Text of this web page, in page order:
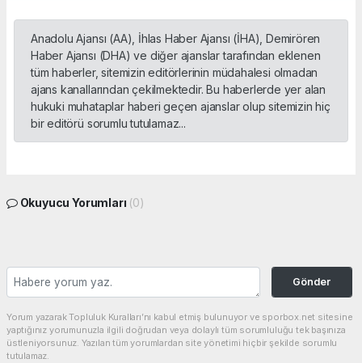
Anadolu Ajansı (AA), İhlas Haber Ajansı (İHA), Demirören
Haber Ajansı (DHA) ve diğer ajanslar tarafından eklenen
tüm haberler, sitemizin editörlerinin müdahalesi olmadan
ajans kanallarından çekilmektedir. Bu haberlerde yer alan
hukuki muhataplar haberi geçen ajanslar olup sitemizin hiç
bir editörü sorumlu tutulamaz...
Okuyucu Yorumları (0)
Gönder
Yorum yazarak Topluluk Kuralları’nı kabul etmiş bulunuyor ve sporbox.net sitesine
yaptığınız yorumunuzla ilgili doğrudan veya dolaylı tüm sorumluluğu tek başınıza
üstleniyorsunuz. Yazılan tüm yorumlardan site yönetimi hiçbir şekilde sorumlu
tutulamaz.